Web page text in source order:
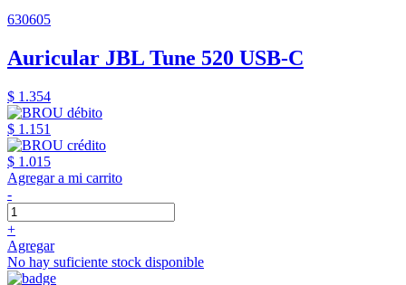
630605
Auricular JBL Tune 520 USB-C
$ 1.354
$ 1.151
$ 1.015
Agregar a mi carrito
-
+
Agregar
No hay suficiente stock disponible